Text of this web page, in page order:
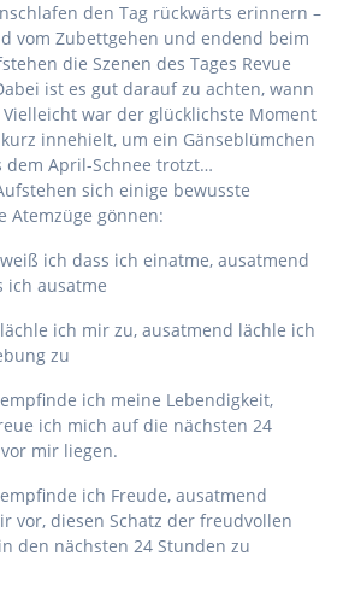
den Tag rückwärts erinnern –
vom Zubettgehen und endend beim
die Szenen des Tages Revue
ist es gut darauf zu achten, wann
war der glücklichste Moment
innehielt, um ein Gänseblümchen
dem April-Schnee trotzt…
sich einige bewusste
Atemzüge gönnen:
ich dass ich einatme, ausatmend
ich ausatme
ich mir zu, ausatmend lächle ich
zu
ich meine Lebendigkeit,
ich mich auf die nächsten 24
mir liegen.
ich Freude, ausatmend
vor, diesen Schatz der freudvollen
den nächsten 24 Stunden zu